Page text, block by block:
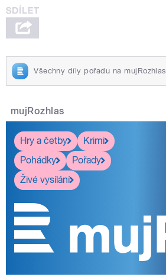
Všechny díly pořadu na mujRozhlas
mujRozhlas
Hry a četby
Krimi
Pohádky
Pořady
Živé vysílání